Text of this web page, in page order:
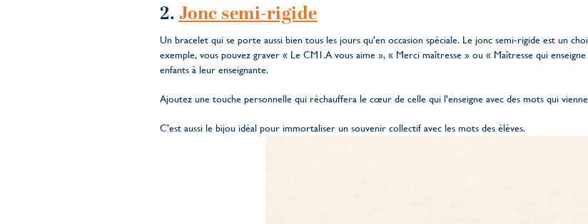
2.Jonc semi-rigide
Un bracelet qui se porte aussi bien tous les jours qu'en occasion spéciale. Le jonc semi-rigide est un
exemple, vous pouvez graver « Le CM1.A vous aime », « Merci maîtresse » ou « Maîtresse qui
enfants à leur enseignante.
Ajoutez une touche personnelle qui réchauffera le cœur de celle qui l'enseigne avec des mots qui
C’est aussi le bijou idéal pour immortaliser un souvenir collectif avec les mots des élèves.